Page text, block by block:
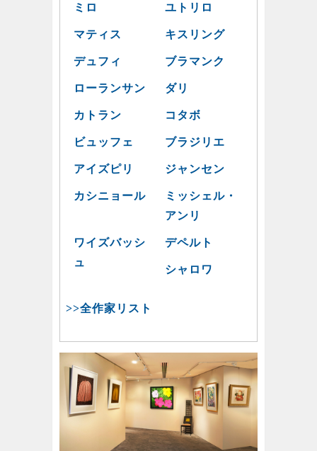
ミロ ユトリロ
マティス キスリング
デュフィ ブラマンク
ローランサン ダリ
カトラン コタボ
ビュッフェ ブラジリエ
アイズピリ ジャンセン
カシニョール
ミッシェル・
アンリ
ワイズバッシ
ュ
デペルト
シャロワ
>>全作家リスト